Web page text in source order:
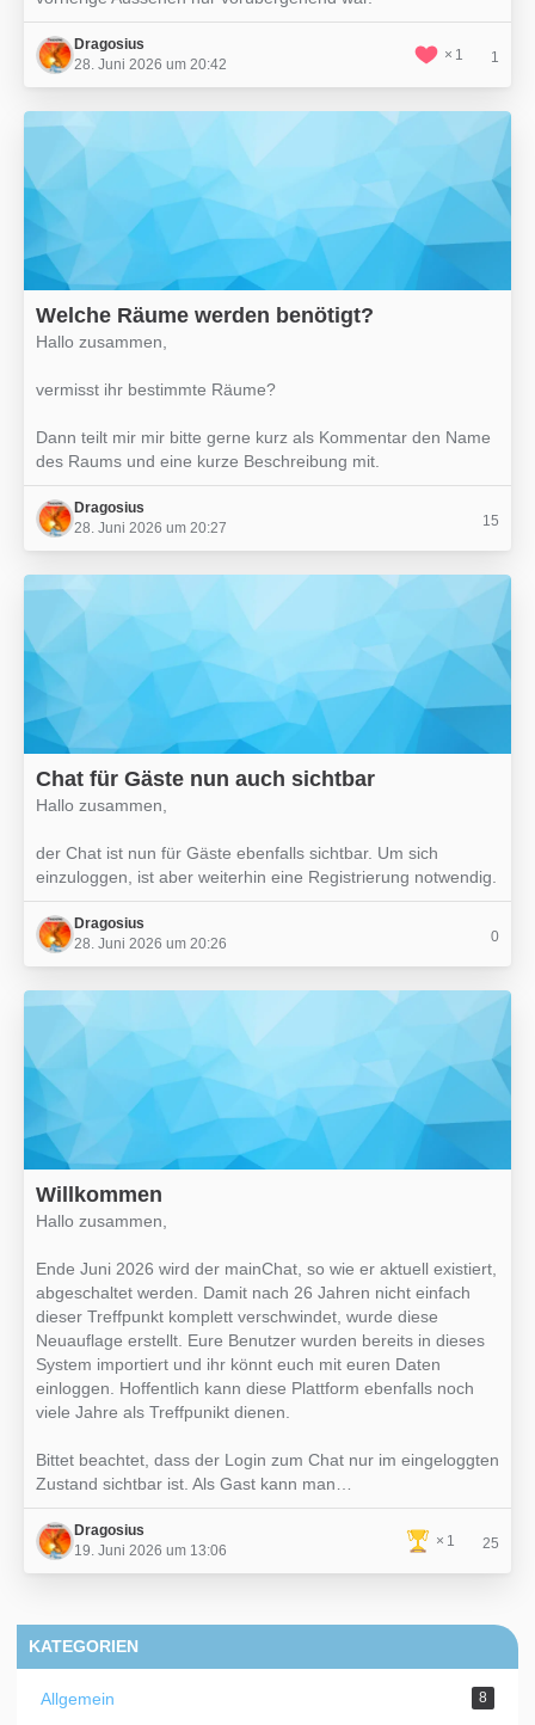
Dragosius
28. Juni 2026 um 20:42
1 1
Welche Räume werden benötigt?
Hallo zusammen,
vermisst ihr bestimmte Räume?
Dann teilt mir mir bitte gerne kurz als Kommentar den Name
des Raums und eine kurze Beschreibung mit.
Dragosius
28. Juni 2026 um 20:27
15
Chat für Gäste nun auch sichtbar
Hallo zusammen,
der Chat ist nun für Gäste ebenfalls sichtbar. Um sich
einzuloggen, ist aber weiterhin eine Registrierung notwendig.
Dragosius
28. Juni 2026 um 20:26
0
Willkommen
Hallo zusammen,
Ende Juni 2026 wird der mainChat, so wie er aktuell existiert,
abgeschaltet werden. Damit nach 26 Jahren nicht einfach
dieser Treffpunkt komplett verschwindet, wurde diese
Neuauflage erstellt. Eure Benutzer wurden bereits in dieses
System importiert und ihr könnt euch mit euren Daten
einloggen. Hoffentlich kann diese Plattform ebenfalls noch
viele Jahre als Treffpunikt dienen.
Bittet beachtet, dass der Login zum Chat nur im eingeloggten
Zustand sichtbar ist. Als Gast kann man…
Dragosius
19. Juni 2026 um 13:06
1 25
KATEGORIEN
Allgemein 8